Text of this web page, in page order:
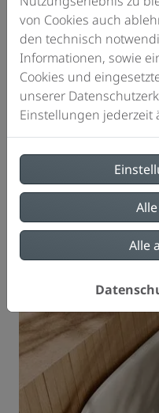
Wertschätzung für die
MEISTERSTÜCK OYO
zugleich. Sie ist nicht
Resultat eines
flüssige, fließende
in dem sie den Boden
Die MEISTERSTÜCK
in Alpinweiß und in
Coordinated Colours
erhältlich. So fügt sie
von Cookies auch
den technisch
Informationen, sowie
Cookies und
unserer
Einstellungen jederzeit
Alle